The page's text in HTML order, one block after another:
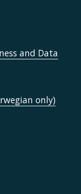
and Data
only)